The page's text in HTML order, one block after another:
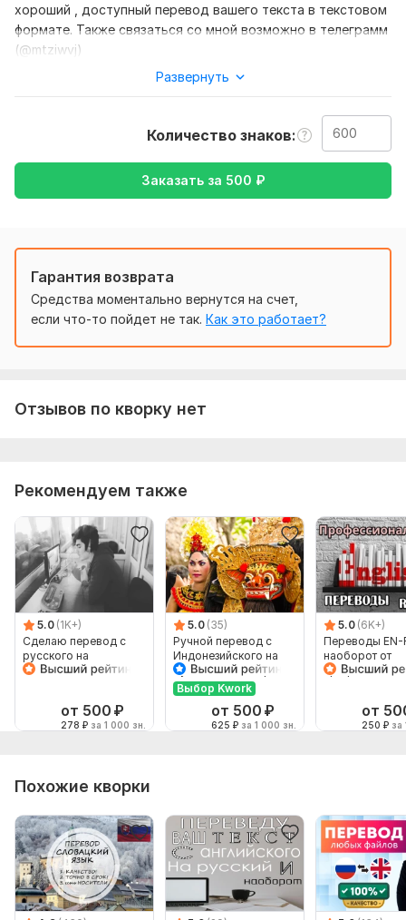
хороший , доступный перевод вашего текста в текстовом
формате. Также связаться со мной возможно в телеграмм
(@mtziwvj)
также уточнение моей работы-перевод с английского на
русский , либо же с русского на английский
Тематика:
Отдых и развлечения,Работа, карьера,
дети,
с Английского на Русский
Объем услуги в кворке:
Развернуть
Количество знаков
Заказать за 500 ₽
Гарантия возврата
Средства моментально вернутся на счет,
если что-то пойдет не так. Как это работает?
Отзывов по кворку нет
Рекомендуем также
5.0 (1K+)
Сделаю перевод с
русского на
английский и
от 500 ₽
278 ₽ за 1 000 зн.
5.0 (35)
Ручной перевод с
Индонезийского на
Русский и наоборот
Выбор Kwork
от 500 ₽
625 ₽ за 1 000 зн.
5.0 (6K+)
Переводы EN-
наоборот от
от
250 ₽ за
Похожие кворки